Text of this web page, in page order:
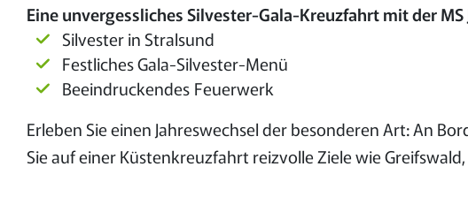
Eine unvergessliches Silvester-Gala-Kreuzfahrt mit der MS
Silvester in Stralsund
Festliches Gala-Silvester-Menü
Beeindruckendes Feuerwerk
Erleben Sie einen Jahreswechsel der besonderen Art: An
Sie auf einer Küstenkreuzfahrt reizvolle Ziele wie